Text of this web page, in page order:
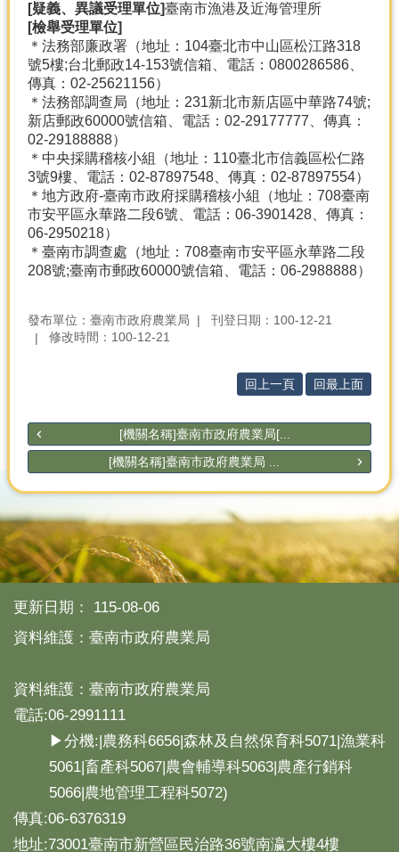
[疑義、異議受理單位]臺南市漁港及近海管理所
[檢舉受理單位]
＊法務部廉政署（地址：104臺北市中山區松江路318
號5樓;台北郵政14-153號信箱、電話：0800286586、
傳真：02-25621156）
＊法務部調查局（地址：231新北市新店區中華路74號;
新店郵政60000號信箱、電話：02-29177777、傳真：
02-29188888）
＊中央採購稽核小組（地址：110臺北市信義區松仁路
3號9樓、電話：02-87897548、傳真：02-87897554）
＊地方政府-臺南市政府採購稽核小組（地址：708臺南
市安平區永華路二段6號、電話：06-3901428、傳真：
06-2950218）
＊臺南市調查處（地址：708臺南市安平區永華路二段
208號;臺南市郵政60000號信箱、電話：06-2988888）
發布單位：臺南市政府農業局
刊登日期：100-12-21
修改時間：100-12-21
回上一頁 回最上面
[機關名稱]臺南市政府農業局[...
[機關名稱]臺南市政府農業局 ...
更新日期：
115-08-06
資料維護：臺南市政府農業局
資料維護：臺南市政府農業局
電話:06-2991111
▶分機:|農務科6656|森林及自然保育科5071|漁業科
5061|畜產科5067|農會輔導科5063|農產行銷科
5066|農地管理工程科5072)
傳真:06-6376319
地址:73001臺南市新營區民治路36號南瀛大樓4樓